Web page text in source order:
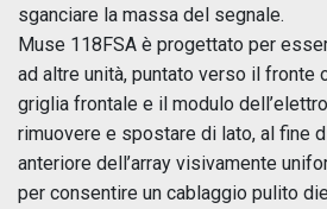
sganciare la massa del segnale.
Muse 118FSA è progettato per
ad altre unità, puntato verso il fronte
griglia frontale e il modulo
rimuovere e spostare di lato, al fine
anteriore dell’array visivamente
per consentire un cablaggio pulito